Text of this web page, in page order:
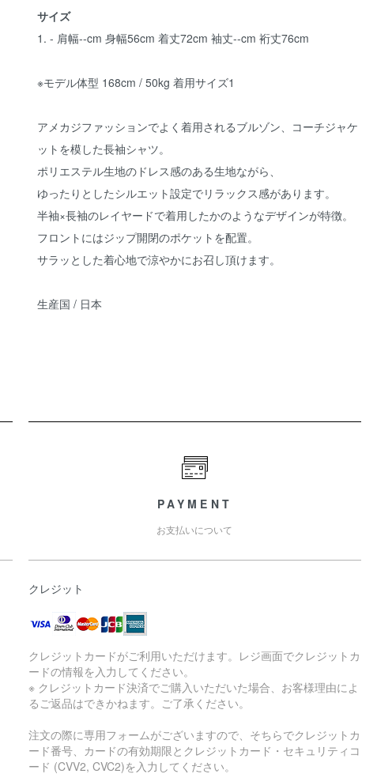
サイズ
1. - 肩幅--cm 身幅56cm 着丈72cm 袖丈--cm 裄丈76cm
※モデル体型 168cm / 50kg 着用サイズ1
アメカジファッションでよく着用されるブルゾン、コーチジャケ
ットを模した長袖シャツ。
ポリエステル生地のドレス感のある生地ながら、
ゆったりとしたシルエット設定でリラックス感があります。
半袖×長袖のレイヤードで着用したかのようなデザインが特徴。
フロントにはジップ開閉のポケットを配置。
サラッとした着心地で涼やかにお召し頂けます。
生産国 / 日本
PAYMENT
お支払いについて
クレジット
クレジットカードがご利用いただけます。レジ画面でクレジットカ
ードの情報を入力してください。
※ クレジットカード決済でご購入いただいた場合、お客様理由によ
るご返品はできかねます。ご了承ください。
注文の際に専用フォームがございますので、そちらでクレジットカ
ード番号、カードの有効期限とクレジットカード・セキュリティコ
ード (CVV2, CVC2)を入力してください。